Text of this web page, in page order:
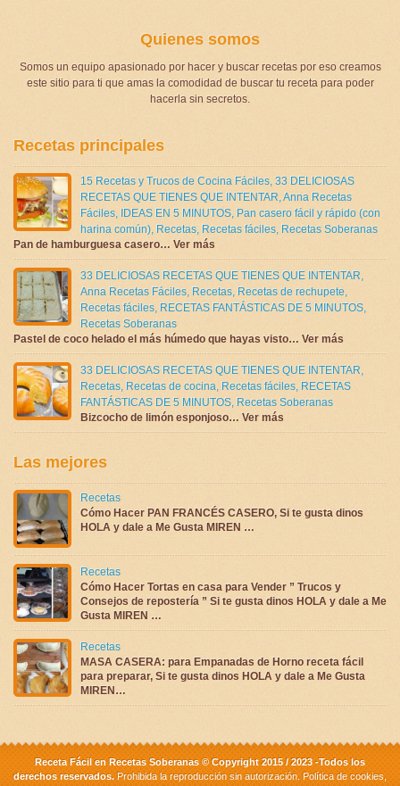
Quienes somos
Somos un equipo apasionado por hacer y buscar recetas por eso creamos
este sitio para ti que amas la comodidad de buscar tu receta para poder
hacerla sin secretos.
Recetas principales
15 Recetas y Trucos de Cocina Fáciles, 33 DELICIOSAS
RECETAS QUE TIENES QUE INTENTAR,Anna Recetas
Fáciles, IDEAS EN 5 MINUTOS, Pan casero fácil y rápido (con
harina común), Recetas, Recetas fáciles, Recetas Soberanas
Pan de hamburguesa casero… Ver más
33 DELICIOSAS RECETAS QUE TIENES QUE INTENTAR,
Anna Recetas Fáciles, Recetas, Recetas de rechupete,
Recetas fáciles, RECETAS FANTÁSTICAS DE 5 MINUTOS,
Recetas Soberanas
Pastel de coco helado el más húmedo que hayas visto… Ver más
33 DELICIOSAS RECETAS QUE TIENES QUE INTENTAR,
Recetas, Recetas de cocina, Recetas fáciles, RECETAS
FANTÁSTICAS DE 5 MINUTOS, Recetas Soberanas
Bizcocho de limón esponjoso… Ver más
Las mejores
Recetas
Cómo Hacer PAN FRANCÉS CASERO, Si te gusta dinos
HOLA y dale a Me Gusta MIREN …
Recetas
Cómo Hacer Tortas en casa para Vender ” Trucos y
Consejos de repostería ” Si te gusta dinos HOLA y dale a Me
Gusta MIREN …
Recetas
MASA CASERA: para Empanadas de Horno receta fácil
para preparar, Si te gusta dinos HOLA y dale a Me Gusta
MIREN…
Receta Fácil en Recetas Soberanas © Copyright 2015 / 2023 -Todos los
derechos reservados. Prohibida la reproducción sin autorización. Política de cookies,